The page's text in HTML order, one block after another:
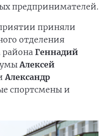
предпринимателей.
приняли
отделения
района Геннадий
Алексей
Александр
спортсмены и